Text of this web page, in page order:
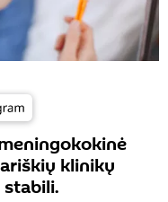
klinikų